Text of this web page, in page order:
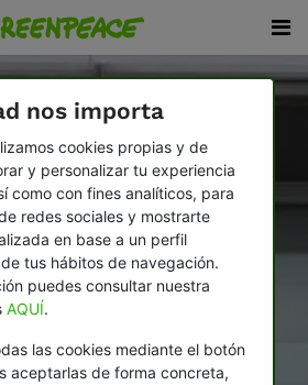
nos importa
cookies propias y de
y personalizar tu experiencia
como con fines analíticos, para
redes sociales y mostrarte
en base a un perfil
tus hábitos de navegación.
puedes consultar nuestra
AQUÍ.
las cookies mediante el botón
aceptarlas de forma concreta,